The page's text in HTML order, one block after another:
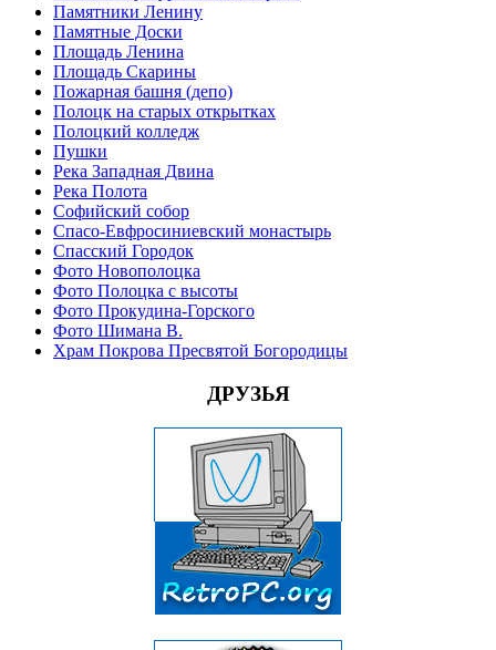
Памятники Ленину
Памятные Доски
Площадь Ленина
Площадь Скарины
Пожарная башня (депо)
Полоцк на старых открытках
Полоцкий колледж
Пушки
Река Западная Двина
Река Полота
Софийский собор
Спасо-Евфросиниевский монастырь
Спасский Городок
Фото Новополоцка
Фото Полоцка с высоты
Фото Прокудина-Горского
Фото Шимана В.
Храм Покрова Пресвятой Богородицы
ДРУЗЬЯ